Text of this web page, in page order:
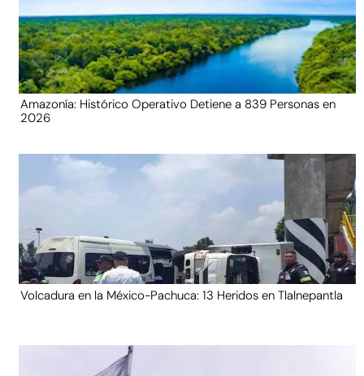
Amazonía: Histórico Operativo Detiene a 839 Personas en
2026
Volcadura en la México-Pachuca: 13 Heridos en Tlalnepantla